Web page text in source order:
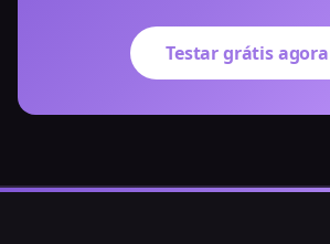
Testar grátis agora